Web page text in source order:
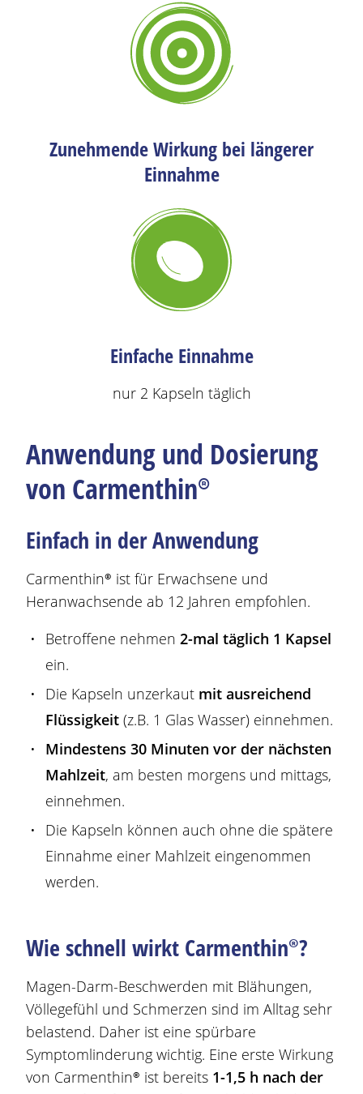
Zunehmende Wirkung bei längerer
Einnahme
Einfache Einnahme
nur 2 Kapseln täglich
Anwendung und Dosierung
von Carmenthin®
Einfach in der Anwendung
Carmenthin® ist für Erwachsene und
Heranwachsende ab 12 Jahren empfohlen.
Betroffene nehmen 2-mal täglich 1 Kapsel
ein.
Die Kapseln unzerkaut mit ausreichend
Flüssigkeit (z.B. 1 Glas Wasser) einnehmen.
Mindestens 30 Minuten vor der nächsten
Mahlzeit, am besten morgens und mittags,
einnehmen.
Die Kapseln können auch ohne die spätere
Einnahme einer Mahlzeit eingenommen
werden.
Wie schnell wirkt Carmenthin®?
Magen-Darm-Beschwerden mit Blähungen,
Völlegefühl und Schmerzen sind im Alltag sehr
belastend. Daher ist eine spürbare
Symptomlinderung wichtig. Eine erste Wirkung
von Carmenthin® ist bereits 1-1,5 h nach der